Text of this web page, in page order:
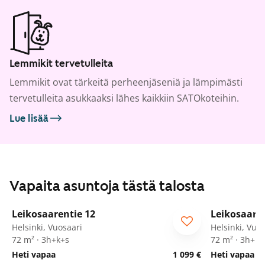
Lemmikit tervetulleita
Lemmikit ovat tärkeitä perheenjäseniä ja lämpimästi
tervetulleita asukkaaksi lähes kaikkiin SATOkoteihin.
Lue lisää
Vapaita asuntoja tästä talosta
/23
ARA
Leikosaarentie 12
Helsinki, Vuosaari
72 m² · 3h+k+s
Heti vapaa
1 099 €
ARA
Helsinki,
72 m² ·
Heti vapaa